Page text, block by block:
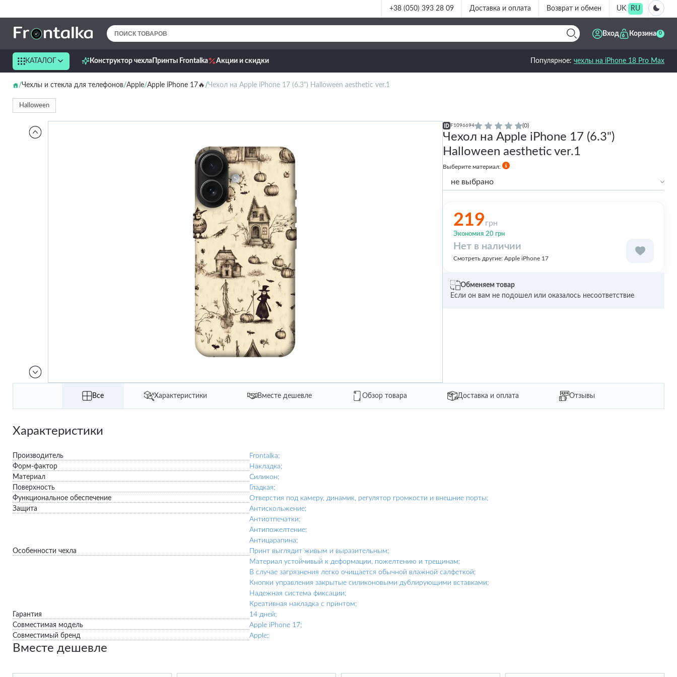
+38 (050) 393 28 09 Доставка и оплата Возврат и обмен UK RU
Вход Корзина 0
КАТАЛОГ Конструктор чехла Принты Frontalka Акции и скидки Популярное: чехлы на iPhone 18 Pro Max
Чехлы и стекла для телефонов Apple Apple iPhone 17🔥 Чехол на Apple iPhone 17 (6.3") Halloween aesthetic ver.1
Halloween
F1096694 (0)
Чехол на Apple iPhone 17 (6.3")
Halloween aesthetic ver.1
Выберите материал:
не выбрано
Premium
219грн
Экономия 20 грн
Нет в наличии
Смотреть другие: Apple iPhone 17
Обменяем товар
Если он вам не подошел или оказалось несоответствие
Все Характеристики Вместе дешевле Обзор товара Доставка и оплата Отзывы
Характеристики
Производитель
Frontalka;
Форм-фактор
Накладка;
Материал
Силикон;
Поверхность
Гладкая;
Функциональное обеспечение
Отверстия под камеру, динамик, регулятор громкости и внешние порты;
Защита
Антискольжение;
Антиотпечатки;
Антипожелтение;
Антицарапина;
Особенности чехла
Принт выглядит живым и выразительным;
Материал устойчивый к деформации, пожелтению и трещинам;
В случае загрязнения легко очищается обычной влажной салфеткой;
Кнопки управления закрытые силиконовыми дублирующими вставками;
Надежная система фиксации;
Креативная накладка с принтом;
Гарантия
14 дней;
Совместимая модель
Apple iPhone 17;
Совместимый бренд
Apple;
Вместе дешевле